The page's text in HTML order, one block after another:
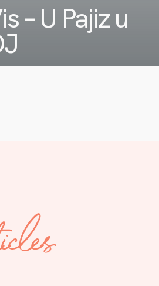
– U Pajiz u